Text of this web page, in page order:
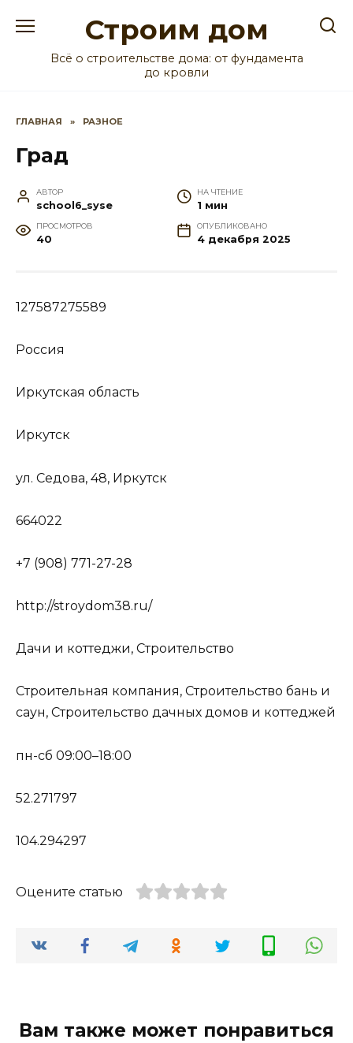
Строим дом
Всё о строительстве дома: от фундамента
до кровли
ГЛАВНАЯ » РАЗНОЕ
Град
АВТОР
school6_syse
НА ЧТЕНИЕ
1 мин
ПРОСМОТРОВ
40
ОПУБЛИКОВАНО
4 декабря 2025
127587275589
Россия
Иркутская область
Иркутск
ул. Седова, 48, Иркутск
664022
+7 (908) 771-27-28
http://stroydom38.ru/
Дачи и коттеджи, Строительство
Строительная компания, Строительство бань и
саун, Строительство дачных домов и коттеджей
пн-сб 09:00–18:00
52.271797
104.294297
Оцените статью
Вам также может понравиться